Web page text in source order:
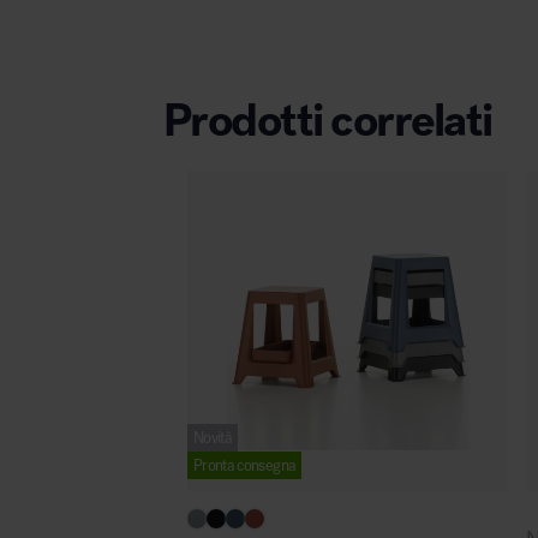
Prodotti correlati
Pronta consegna